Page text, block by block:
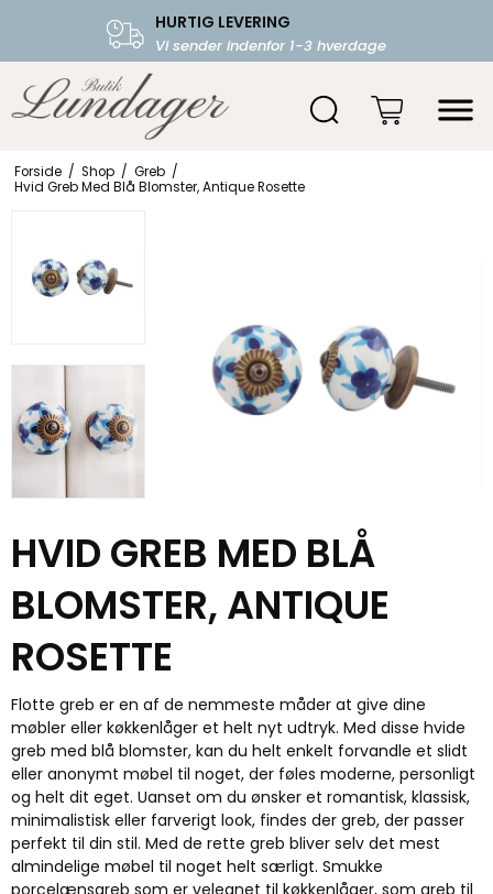
HURTIG LEVERING
Vi sender indenfor 1-3 hverdage
FRI FRAGT OVER 599.-
Starter fra 39,-
Forside / Shop / Greb /
Hvid Greb Med Blå Blomster, Antique Rosette
HVID GREB MED BLÅ
BLOMSTER, ANTIQUE
ROSETTE
Flotte greb er en af de nemmeste måder at give dine
møbler eller køkkenlåger et helt nyt udtryk. Med disse hvide
greb med blå blomster, kan du helt enkelt forvandle et slidt
eller anonymt møbel til noget, der føles moderne, personligt
og helt dit eget. Uanset om du ønsker et romantisk, klassisk,
minimalistisk eller farverigt look, findes der greb, der passer
perfekt til din stil. Med de rette greb bliver selv det mest
almindelige møbel til noget helt særligt. Smukke
porcelænsgreb som er velegnet til køkkenlåger, som greb til